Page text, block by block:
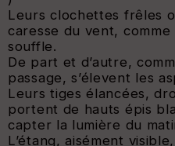
Leurs clochettes frêles
caresse du vent,
souffle.
De part et d’autre,
passage, s’élevent les
Leurs tiges élancées,
portent de hauts épis
capter la lumière du
L’étang, aisément